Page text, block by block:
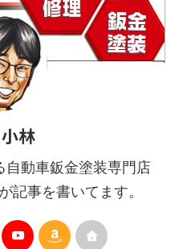
林
自動車鈑金塗装専門店
記事を書いてます。